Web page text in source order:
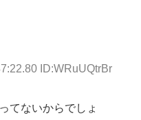
ID:WRuUQtrBr
てないからでしょ